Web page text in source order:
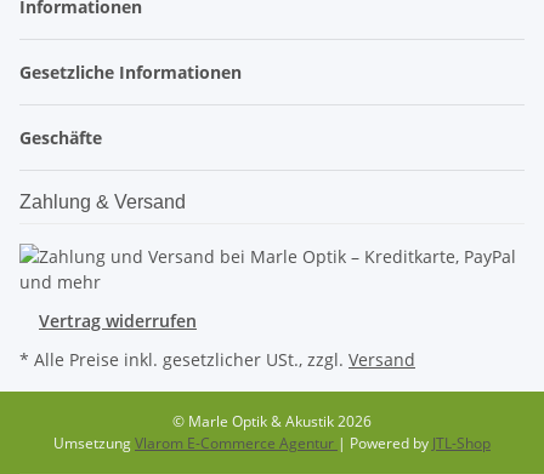
Informationen
Gesetzliche Informationen
Geschäfte
Zahlung & Versand
Vertrag widerrufen
* Alle Preise inkl. gesetzlicher USt., zzgl. Versand
© Marle Optik & Akustik 2026
UmsetzungVlarom E-Commerce Agentur | Powered by JTL-Shop